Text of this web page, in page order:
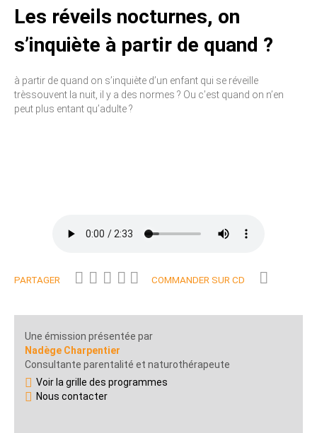
Les réveils nocturnes, on
s’inquiète à partir de quand ?
à partir de quand on s’inquiète d’un enfant qui se réveille
trèssouvent la nuit, il y a des normes ? Ou c’est quand on n’en
peut plus entant qu’adulte ?
PARTAGER COMMANDER SUR CD
Une émission présentée par
Nadège Charpentier
Consultante parentalité et naturothérapeute
Voir la grille des programmes
Nous contacter